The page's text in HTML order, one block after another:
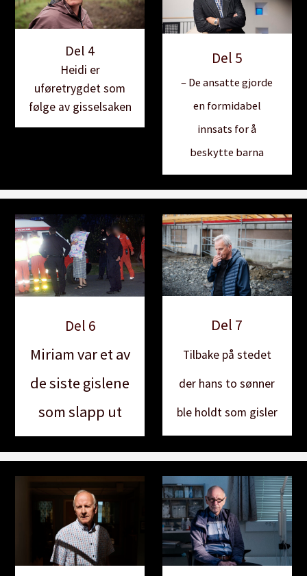
Del 4
Heidi er
uføretrygdet som
følge av gisselsaken
Del 5
– De ansatte gjorde
en formidabel
innsats for å
beskytte barna
Del 6
Miriam var et av
de siste gislene
som slapp ut
Del 7
Tilbake på stedet
der hans to sønner
ble holdt som gisler